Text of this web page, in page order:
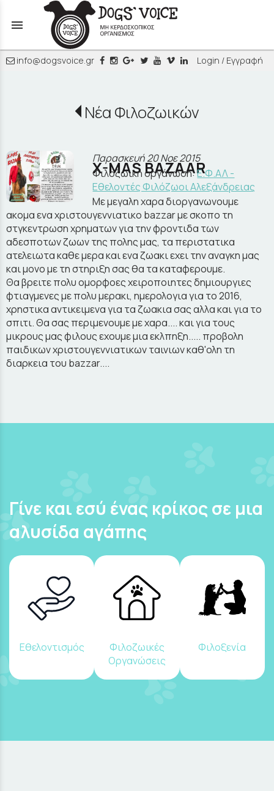
menu
info@dogsvoice.gr Login / Εγγραφή
Νέα Φιλοζωικών
X-MAS BAZAAR
Παρασκευή 20 Νοε 2015
Φιλοζωική οργάνωση:Ε.Φ.ΑΛ -
Εθελοντές Φιλόζωοι Αλεξάνδρειας
Mε μεγαλη χαρα διοργανωνουμε
ακομα ενα χριστουγεννιατικο bazzar με σκοπο τη
στγκεντρωση χρηματων για την φροντιδα των
αδεσποτων ζωων της πολης μας, τα περιστατικα
ατελειωτα καθε μερα και ενα ζωακι εχει την αναγκη μας
και μονο με τη στηριξη σας θα τα καταφερουμε.
Θα βρειτε πολυ ομορφοες χειροποιητες δημιουργιες
φτιαγμενες με πολυ μερακι, ημερολογια για το 2016,
χρηστικα αντικειμενα για τα ζωακια σας αλλα και για το
σπιτι. Θα σας περιμενουμε με χαρα.... και για τους
μικρους μας φιλους εχουμε μια εκλπηξη..... προβολη
παιδικων χριστουγεννιατικων ταινιων καθ'ολη τη
διαρκεια του bazzar....
Γίνε και εσύ ένας κρίκος σε μια
αλυσίδα αγάπης
Εθελοντισμός
Φιλοζωικές
Οργανώσεις
Φιλοξενία